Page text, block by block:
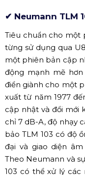
✔ Neumann TLM
Tiêu chuẩn cho một
từng sử dụng qua
một phiên bản cập
động mạnh mẽ
điển giành cho một
xuất từ năm 1977
cập nhật và đổi mới
chỉ 7 dB-A, độ nhạy
bảo TLM 103 có độ
đại và giao diện
Theo Neumann và
103 có thể xử lý các